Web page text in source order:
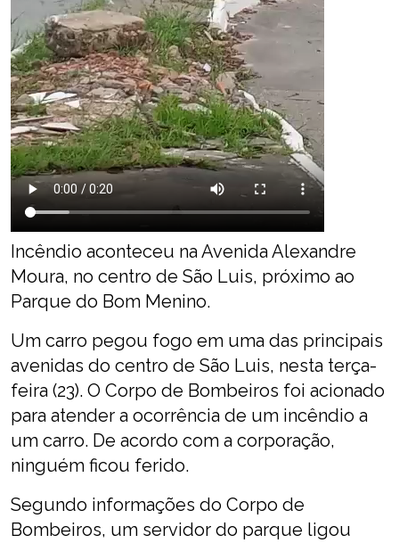
Incêndio aconteceu na Avenida Alexandre
Moura, no centro de São Luis, próximo ao
Parque do Bom Menino.
Um carro pegou fogo em uma das principais
avenidas do centro de São Luis, nesta terça-
feira (23). O Corpo de Bombeiros foi acionado
para atender a ocorrência de um incêndio a
um carro. De acordo com a corporação,
ninguém ficou ferido.
Segundo informações do Corpo de
Bombeiros, um servidor do parque ligou